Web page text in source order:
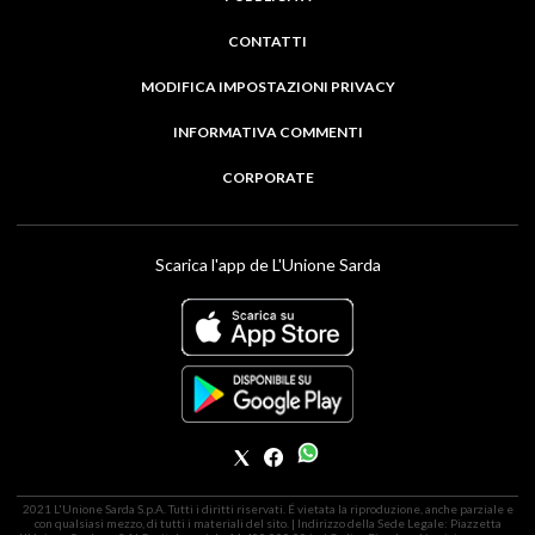
CONTATTI
MODIFICA IMPOSTAZIONI PRIVACY
INFORMATIVA COMMENTI
CORPORATE
Scarica l'app de L'Unione Sarda
2021 L'Unione Sarda S.p.A. Tutti i diritti riservati. É vietata la riproduzione, anche parziale e
con qualsiasi mezzo, di tutti i materiali del sito. | Indirizzo della Sede Legale: Piazzetta